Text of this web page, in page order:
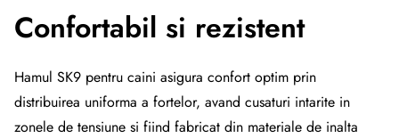
Confortabil si rezistent
Hamul SK9 pentru caini asigura confort optim prin
distribuirea uniforma a fortelor, avand cusaturi intarite in
zonele de tensiune si fiind fabricat din materiale de inalta